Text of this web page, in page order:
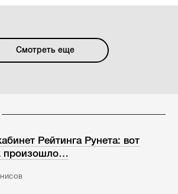
Смотреть еще
Рейтинга Рунета: вот
произошло…